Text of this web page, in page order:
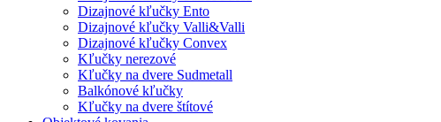
Dizajnové kľučky Ento
Dizajnové kľučky Valli&Valli
Dizajnové kľučky Convex
Kľučky nerezové
Kľučky na dvere Sudmetall
Balkónové kľučky
Kľučky na dvere štítové